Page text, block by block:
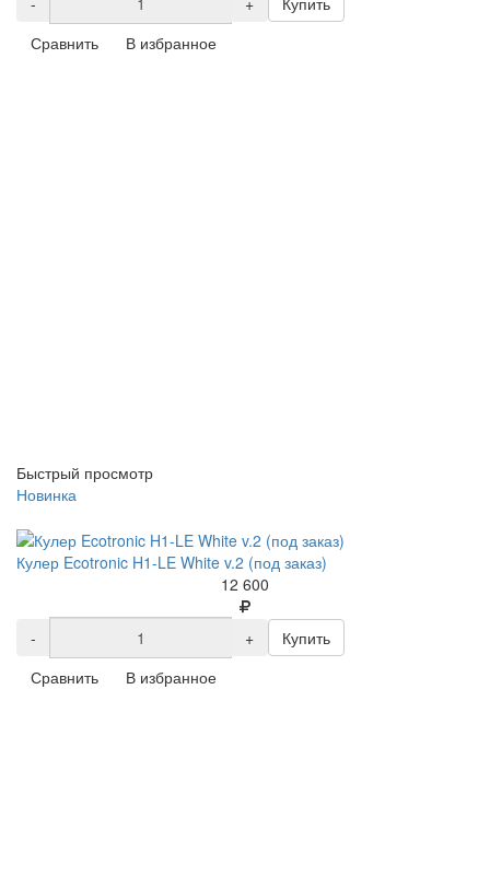
Сравнить
В избранное
Быстрый просмотр
Новинка
Кулер Ecotronic H1-LE White v.2 (под заказ)
12 600
- +
Купить
Сравнить
В избранное